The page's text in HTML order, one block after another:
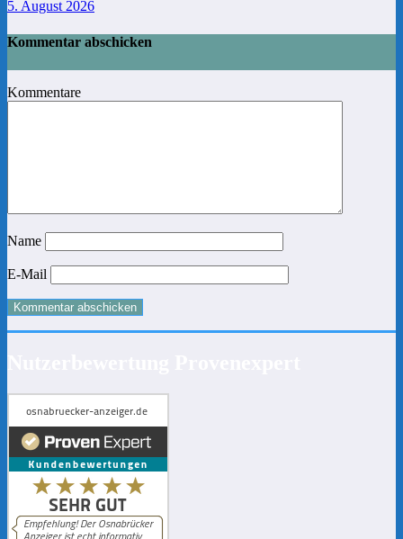
5. August 2026
Kommentar abschicken
Kommentare
Name
E-Mail